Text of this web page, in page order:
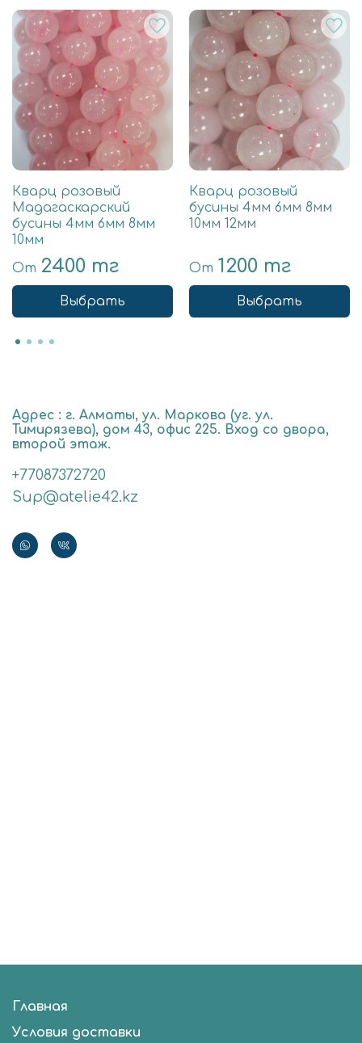
Кварц розовый
Мадагаскарский
бусины 4мм 6мм 8мм
10мм
От 2400 тг
Выбрать
Кварц розовый
бусины 4мм 6мм 8мм
10мм 12мм
От 1200 тг
Выбрать
Адрес : г. Алматы, ул. Маркова (уг. ул.
Тимирязева), дом 43, офис 225. Вход со двора,
второй этаж.
+77087372720
Sup@atelie42.kz
Главная
Условия доставки